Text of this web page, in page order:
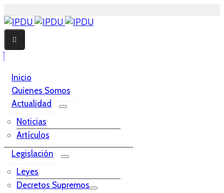
Inicio
Quienes Somos
Actualidad
Noticias
Artículos
Legislación
Leyes
Decretos Supremos